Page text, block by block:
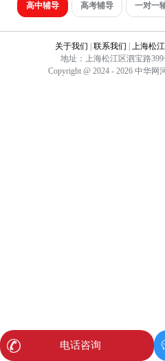
高中辅导 高考辅导 一对一
关于我们 联系我们
上海松
地址：上海松江区泗宝路
Copyright @ 2024 - 2026 中华网
电话咨询